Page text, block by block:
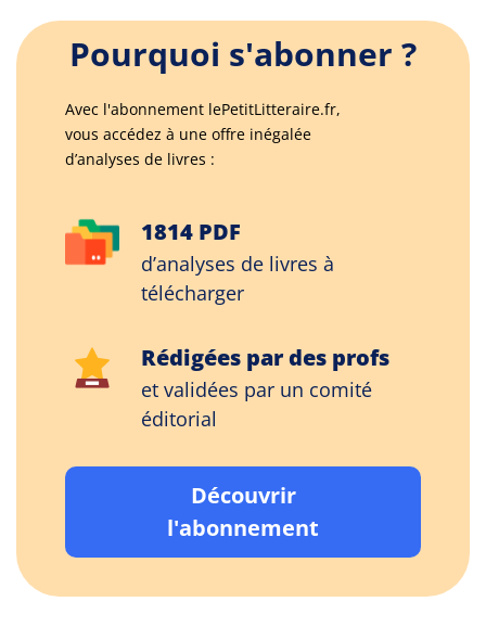
Pourquoi s'abonner ?
Avec l'abonnement lePetitLitteraire.fr,
vous accédez à une offre inégalée
d’analyses de livres :
1814 PDF
d’analyses de livres à
télécharger
Rédigées par des profs
et validées par un comité
éditorial
Découvrir
l'abonnement